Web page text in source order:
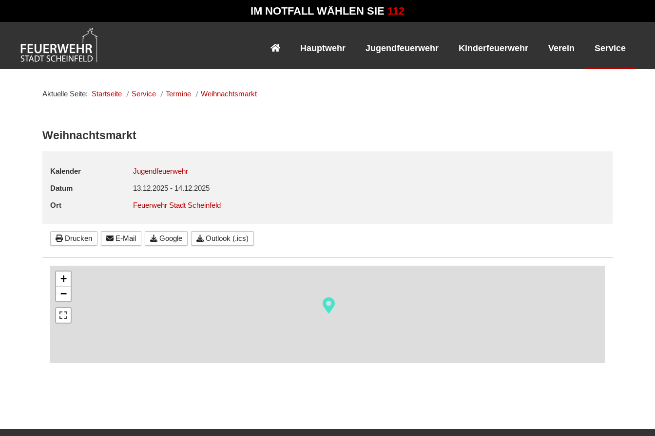
IM NOTFALL WÄHLEN SIE 112
Hauptwehr Jugendfeuerwehr Kinderfeuerwehr Verein Service
Aktuelle Seite: Startseite Service Termine Weihnachtsmarkt
Weihnachtsmarkt
Kalender Jugendfeuerwehr
Datum 13.12.2025 - 14.12.2025
Ort Feuerwehr Stadt Scheinfeld
Drucken E-Mail Google Outlook (.ics)
+
−